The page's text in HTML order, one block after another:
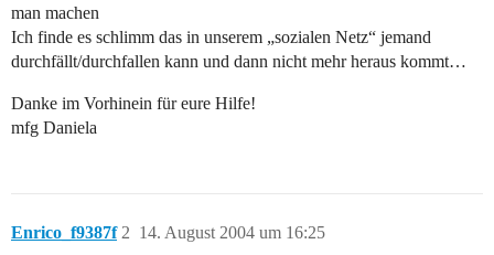
man machen
Ich finde es schlimm das in unserem „sozialen Netz“ jemand
durchfällt/durchfallen kann und dann nicht mehr heraus kommt…
Danke im Vorhinein für eure Hilfe!
mfg Daniela
Enrico_f9387f 14. August 2004 um 16:25
2